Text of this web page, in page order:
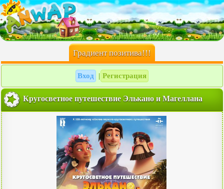
Градиент позитива!!!
Вход Регистрация
Кругосветное путешествие Элькано и Магеллана